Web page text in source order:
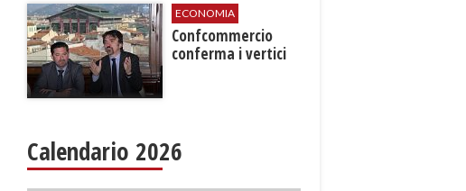
ECONOMIA
Confcommercio
conferma i vertici
Calendario 2026